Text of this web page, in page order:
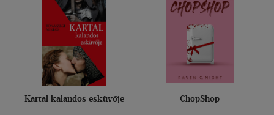
Kartal kalandos esküvője ChopShop